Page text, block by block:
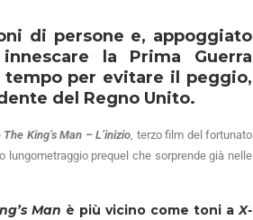
di persone e, appoggiato
la Prima Guerra
tempo per evitare il peggio,
del Regno Unito.
The King’s Man – L’inizio , terzo film del fortunato
prequel che sorprende già nelle
Man è più vicino come toni aX-